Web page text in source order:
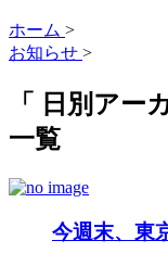
ホーム >
お知らせ >
「 日別アー
一覧
今週末、東